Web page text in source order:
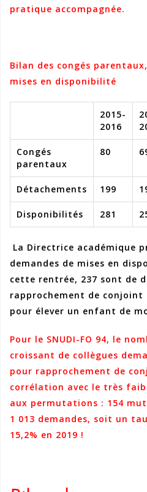
pratique accompagnée.
Bilan des congés
mises en disponibilité
2015-
2016
Congés
parentaux
80
Détachements 199
Disponibilités 281
La Directrice académique
demandes de mises en
cette rentrée, 237 sont de
rapprochement de conjoint
pour élever un enfant de
Pour le SNUDI-FO 94, le
croissant de collègues
pour rapprochement de
corrélation avec le très
aux permutations : 154
1 013 demandes, soit un
15,2% en 2019 !